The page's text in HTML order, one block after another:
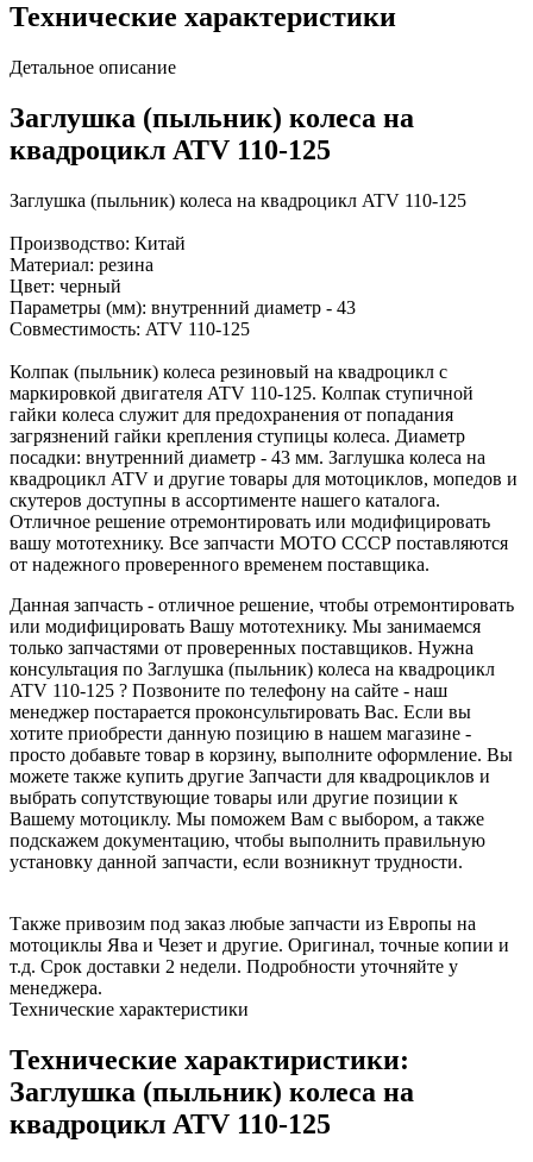
Технические характеристики
Детальное описание
Заглушка (пыльник) колеса на
квадроцикл ATV 110-125
Заглушка (пыльник) колеса на квадроцикл ATV 110-125
Производство: Китай
Материал: резина
Цвет: черный
Параметры (мм): внутренний диаметр - 43
Совместимость: ATV 110-125
Колпак (пыльник) колеса резиновый на квадроцикл с
маркировкой двигателя ATV 110-125. Колпак ступичной
гайки колеса служит для предохранения от попадания
загрязнений гайки крепления ступицы колеса. Диаметр
посадки: внутренний диаметр - 43 мм. Заглушка колеса на
квадроцикл ATV и другие товары для мотоциклов, мопедов и
скутеров доступны в ассортименте нашего каталога.
Отличное решение отремонтировать или модифицировать
вашу мототехнику. Все запчасти МОТО СССР поставляются
от надежного проверенного временем поставщика.
Данная запчасть - отличное решение, чтобы отремонтировать
или модифицировать Вашу мототехнику. Мы занимаемся
только запчастями от проверенных поставщиков. Нужна
консультация по Заглушка (пыльник) колеса на квадроцикл
ATV 110-125 ? Позвоните по телефону на сайте - наш
менеджер постарается проконсультировать Вас. Если вы
хотите приобрести данную позицию в нашем магазине -
просто добавьте товар в корзину, выполните оформление. Вы
можете также купить другие Запчасти для квадроциклов и
выбрать сопутствующие товары или другие позиции к
Вашему мотоциклу. Мы поможем Вам с выбором, а также
подскажем документацию, чтобы выполнить правильную
установку данной запчасти, если возникнут трудности.
Также привозим под заказ любые запчасти из Европы на
мотоциклы Ява и Чезет и другие. Оригинал, точные копии и
т.д. Срок доставки 2 недели. Подробности уточняйте у
менеджера.
Технические характеристики
Технические характиристики:
Заглушка (пыльник) колеса на
квадроцикл ATV 110-125